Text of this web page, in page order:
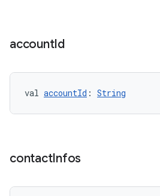
accountId
val accountId : String
contactInfos